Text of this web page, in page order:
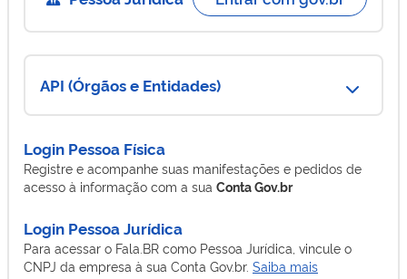
Login Pessoa Física
Registre e acompanhe suas manifestações e pedidos de
acesso à informação com a sua Conta Gov.br
Login Pessoa Jurídica
Para acessar o Fala.BR como Pessoa Jurídica, vincule o
CNPJ da empresa à sua Conta Gov.br. Saiba mais
API (Órgãos e Entidades)